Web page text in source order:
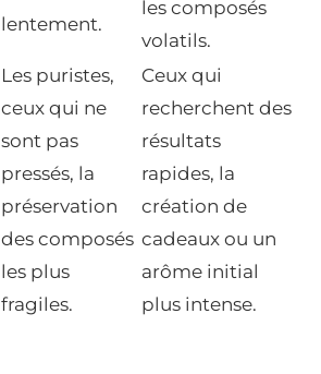
lentement.
les composés
volatils.
Les puristes,
ceux qui ne
sont pas
pressés, la
préservation
des composés
les plus
fragiles.
Ceux qui
recherchent des
résultats
rapides, la
création de
cadeaux ou un
arôme initial
plus intense.